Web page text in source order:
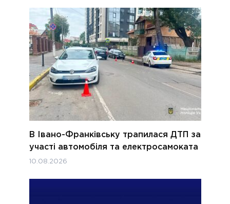
В Івано-Франківську трапилася ДТП за
участі автомобіля та електросамоката
10.08.2026